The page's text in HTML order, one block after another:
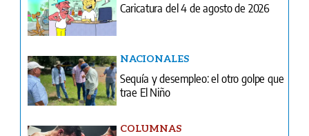
Sequía y desempleo: el otro golpe que
COLUMNAS
¿Qué pasa? Miles siguen de para
obligada
CRÓNICA ROJA